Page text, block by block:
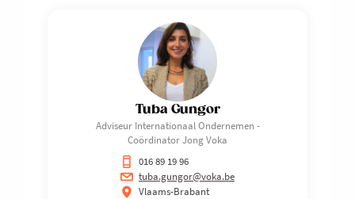
Tuba Gungor
Adviseur Internationaal Ondernemen -
Coördinator Jong Voka
016 89 19 96
tuba.gungor@voka.be
Vlaams-Brabant